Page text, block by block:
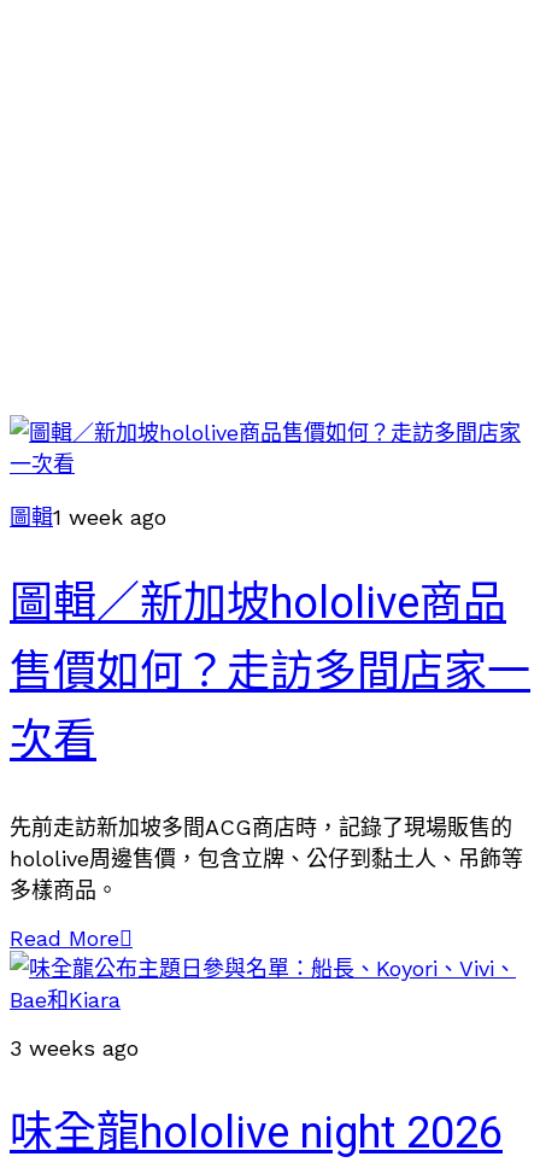
圖輯1 week ago
圖輯／新加坡hololive商品
售價如何？走訪多間店家一
次看
先前走訪新加坡多間ACG商店時，記錄了現場販售的
hololive周邊售價，包含立牌、公仔到黏土人、吊飾等
多樣商品。
Read More
3 weeks ago
味全龍hololive night 2026